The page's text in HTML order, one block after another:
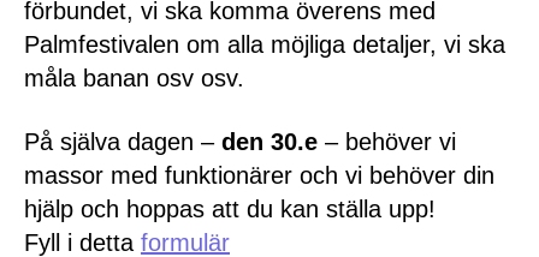
förbundet, vi ska komma överens med
Palmfestivalen om alla möjliga detaljer, vi ska
måla banan osv osv.
På själva dagen – den 30.e – behöver vi
massor med funktionärer och vi behöver din
hjälp och hoppas att du kan ställa upp!
Fyll i detta formulär